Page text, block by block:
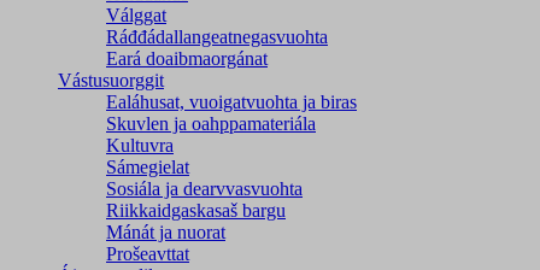
Válggat
Ráđđádallangeatnegas­vuohta
Eará doaibmaorgánat
Vástusuorggit
Ealáhusat, vuoigatvuohta ja biras
Skuvlen ja oahppamateriála
Kultuvra
Sámegielat
Sosiála ja dearvvasvuohta
Riikkaidgaskasaš bargu
Mánát ja nuorat
Prošeavttat